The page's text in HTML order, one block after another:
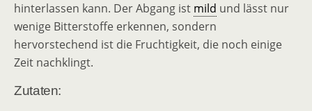
hinterlassen kann. Der Abgang ist mild und lässt nur
wenige Bitterstoffe erkennen, sondern
hervorstechend ist die Fruchtigkeit, die noch einige
Zeit nachklingt.
Zutaten: